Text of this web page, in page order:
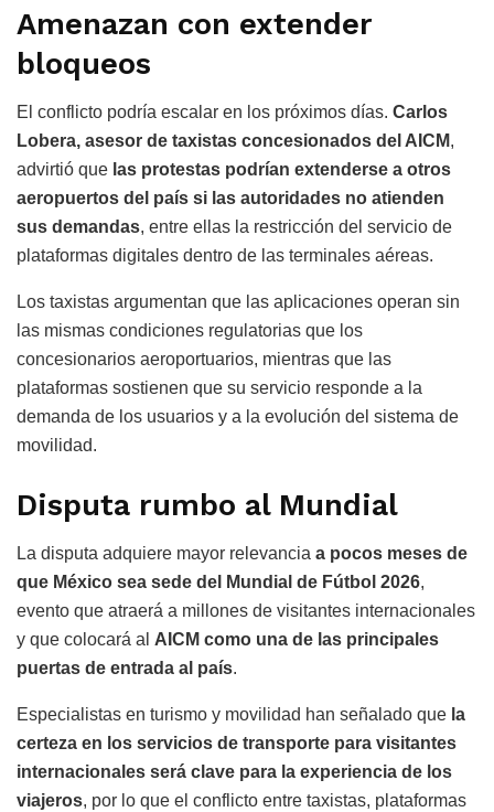
Amenazan con extender
bloqueos
El conflicto podría escalar en los próximos días. Carlos
Lobera, asesor de taxistas concesionados del AICM,
advirtió que las protestas podrían extenderse a otros
aeropuertos del país si las autoridades no atienden
sus demandas, entre ellas la restricción del servicio de
plataformas digitales dentro de las terminales aéreas.
Los taxistas argumentan que las aplicaciones operan sin
las mismas condiciones regulatorias que los
concesionarios aeroportuarios, mientras que las
plataformas sostienen que su servicio responde a la
demanda de los usuarios y a la evolución del sistema de
movilidad.
Disputa rumbo al Mundial
La disputa adquiere mayor relevancia a pocos meses de
que México sea sede del Mundial de Fútbol 2026,
evento que atraerá a millones de visitantes internacionales
y que colocará al AICM como una de las principales
puertas de entrada al país.
Especialistas en turismo y movilidad han señalado que la
certeza en los servicios de transporte para visitantes
internacionales será clave para la experiencia de los
viajeros, por lo que el conflicto entre taxistas, plataformas